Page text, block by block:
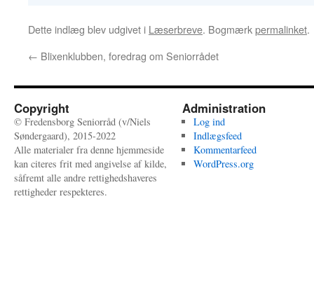
Dette indlæg blev udgivet i Læserbreve. Bogmærkpermalinket.
← Blixenklubben, foredrag om Seniorrådet
Copyright
© Fredensborg Seniorråd (v/Niels
Søndergaard), 2015-2022
Alle materialer fra denne hjemmeside
kan citeres frit med angivelse af kilde,
såfremt alle andre rettighedshaveres
rettigheder respekteres.
Administration
Log ind
Indlægsfeed
Kommentarfeed
WordPress.org